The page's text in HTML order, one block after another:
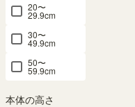
20〜
29.9cm
30〜
49.9cm
50〜
59.9cm
本体の高さ
SALE 8月20日15:00まで
メルマガ or LINE登録で
→登録はこちらから
29,800 税込